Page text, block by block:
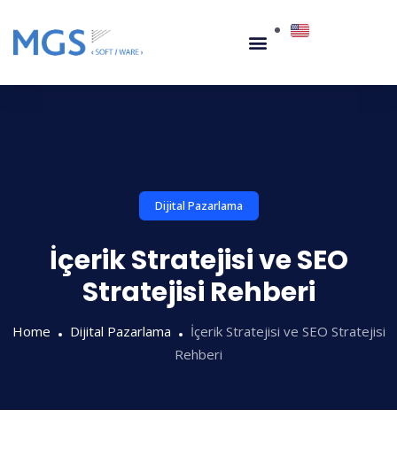
Dijital Pazarlama
İçerik Stratejisi ve SEO
Stratejisi Rehberi
Home Dijital Pazarlama
İçerik Stratejisi ve SEO Stratejisi
Rehberi